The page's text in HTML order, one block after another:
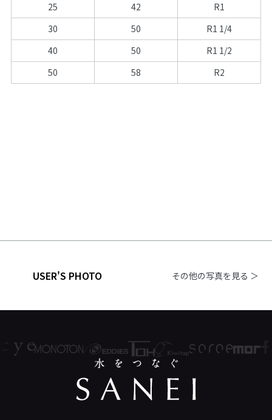
25
42
R1
30
50
R1 1/4
40
50
R1 1/2
50
58 R2
USER'S PHOTO その他の写真を見る ＞